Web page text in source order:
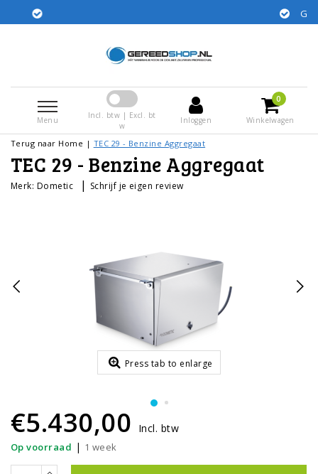
Gratis verzending in NL
Menu
Incl. btw | Excl. bt
w
Inloggen
0
Winkelwagen
Terug naar Home | TEC 29 - Benzine Aggregaat
TEC 29 - Benzine Aggregaat
Merk: Dometic | Schrijf je eigen review
Press tab to enlarge
€5.430,00 Incl. btw
Op voorraad | 1 week